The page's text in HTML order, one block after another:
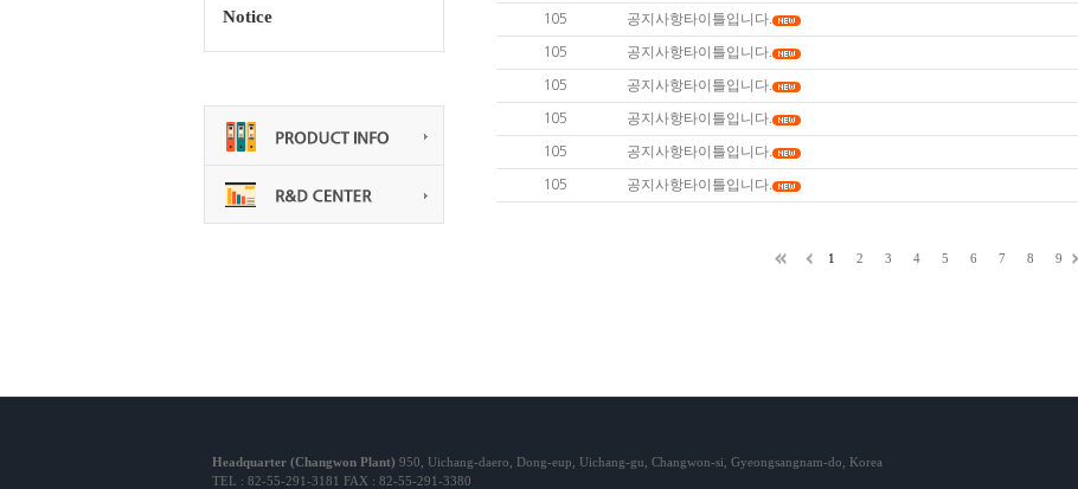
Notice 105 공지사항타이틀입니다.
105 공지사항타이틀입니다.
105 공지사항타이틀입니다.
105 공지사항타이틀입니다.
105 공지사항타이틀입니다.
105 공지사항타이틀입니다.
1 2 3 4 5 6 7 8 9
Headquarter (Changwon Plant) 950, Uichang-daero, Dong-eup, Uichang-gu, Changwon-si, Gyeongsangnam-do, Korea
TEL : 82-55-291-3181 FAX : 82-55-291-3380